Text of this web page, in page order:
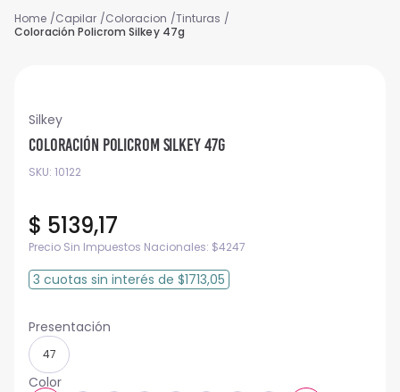
Capilar Coloracion
Tinturas
Coloración Policrom Silkey 47g
Silkey
Coloración Policrom Silkey 47g
SKU: 10122
$ 5139,17
Precio Sin Impuestos Nacionales: $4247
3 cuotas sin interés de $1713,05
47